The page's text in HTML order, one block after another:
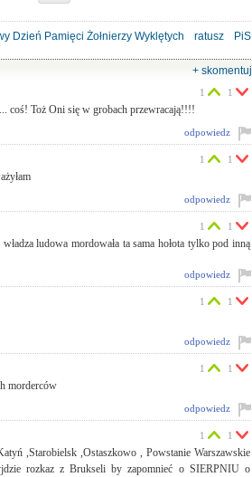
Dzień Pamięci Żołnierzy Wyklętych ratusz
PiS
+ skomentuj
coś! Toż Oni się w grobach przewracają!!!!
1 1
odpowiedz
1 1
odpowiedz
ludowa mordowała ta sama hołota tylko pod inną
1 1
odpowiedz
1 1
odpowiedz
morderców
1 1
odpowiedz
,Starobielsk ,Ostaszkowo , Powstanie Warszawskie
rozkaz z Brukseli by zapomnieć o SIERPNIU o
1 1